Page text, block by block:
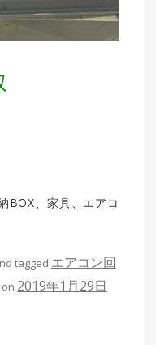
BOX、家具、エアコ
tagged エアコン回
on 2019年1月29日